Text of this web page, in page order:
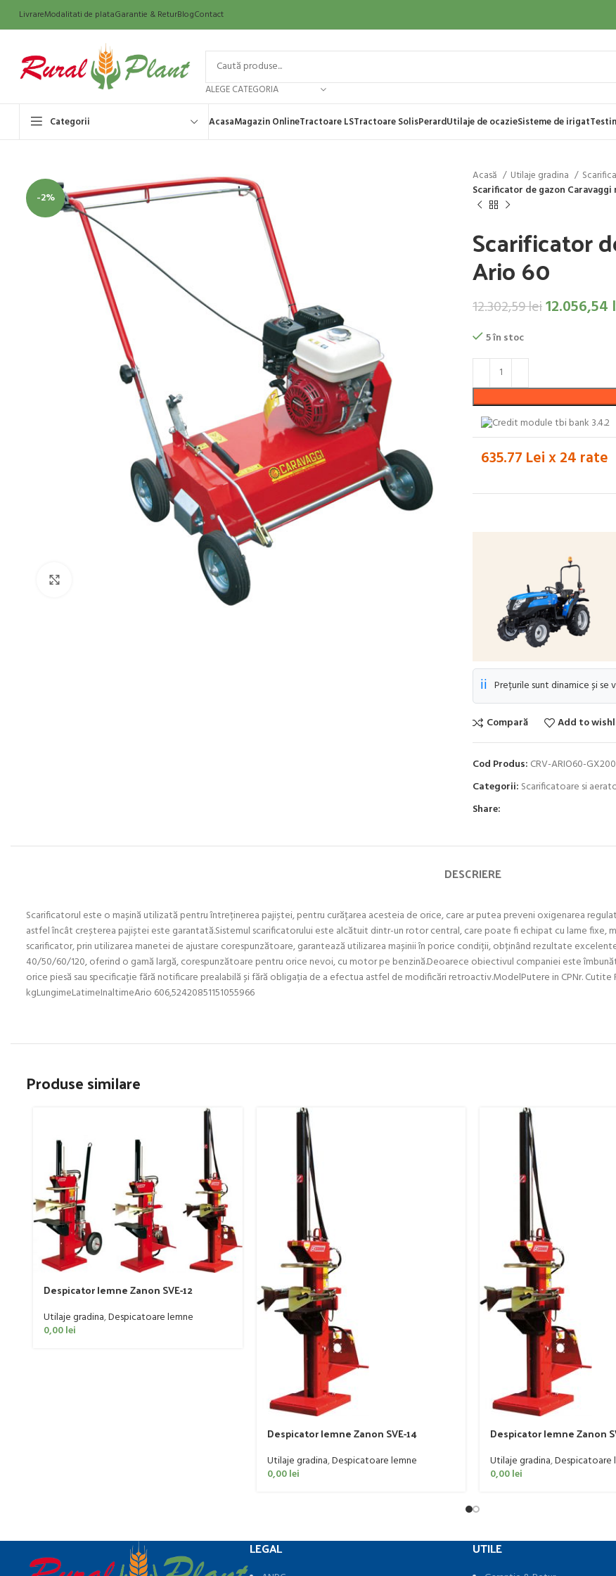
LivrareModalitati de plataGarantie & ReturBlogContact
ALEGE CATEGORIA
Categorii AcasaMagazin OnlineTractoare LSTractoare SolisPerardUtilaje de ocazieSisteme de irigat
-2%
Acasă Utilaje gradina
Scarificator de gazon Caravaggi
Scarificator
Ario 60
12.302,59lei12.056,54
5 în stoc
635.77 Lei x 24 rate
ℹ️ Prețurile sunt dinamice și
Compară Add to
Cod Produs: CRV-ARIO60-GX200
Categorii: Scarificatoare si
Share:
DESCRIERE
Scarificatorul este o mașină utilizată pentru întreținerea pajiștei, pentru curățarea acesteia de orice, care ar putea preveni oxigenarea
astfel încât creșterea pajiștei este garantată.Sistemul scarificatorului este alcătuit dintr-un rotor central, care poate fi echipat cu lame fixe,
scarificator, prin utilizarea manetei de ajustare corespunzătoare, garantează utilizarea mașinii în porice condiții, obținând rezultate
40/50/60/120, oferind o gamă largă, corespunzătoare pentru orice nevoi, cu motor pe benzină.Deoarece obiectivul companiei este
orice piesă sau specificație fără notificare prealabilă și fără obligația de a efectua astfel de modificări retroactiv.ModelPutere in CPNr.
kgLungimeLatimeInaltimeArio 606,52420851151055966
Produse similare
Despicator lemne Zanon SVE-12
Utilaje gradina,Despicatoare lemne
0,00lei
Despicator lemne Zanon SVE-14
Utilaje gradina,Despicatoare lemne
0,00lei
Despicator lemne Zanon
Utilaje gradina,Despicatoare
0,00lei
LEGAL UTILE